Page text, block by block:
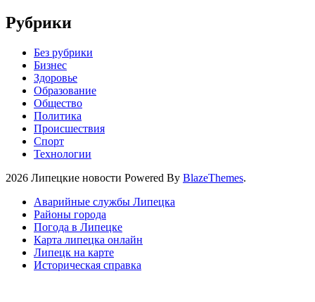
Рубрики
Без рубрики
Бизнес
Здоровье
Образование
Общество
Политика
Происшествия
Спорт
Технологии
2026 Липецкие новости Powered By BlazeThemes.
Аварийные службы Липецка
Районы города
Погода в Липецке
Карта липецка онлайн
Липецк на карте
Историческая справка